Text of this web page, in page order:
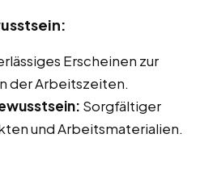
Erscheinen zur
der Arbeitszeiten.
Sorgfältiger
und Arbeitsmaterialien.